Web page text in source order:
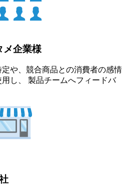
メ企業様
や、競合商品との消費者の感情
し、 製品チームへフィードバ